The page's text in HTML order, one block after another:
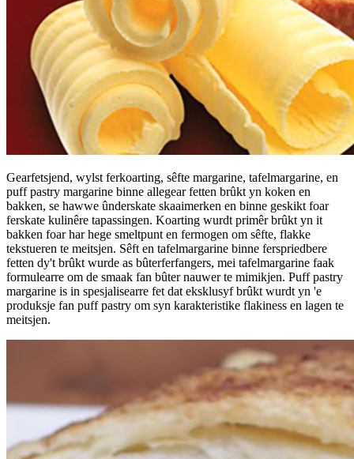
Gearfetsjend, wylst ferkoarting, sêfte margarine, tafelmargarine, en
puff pastry margarine binne allegear fetten brûkt yn koken en
bakken, se hawwe ûnderskate skaaimerken en binne geskikt foar
ferskate kulinêre tapassingen. Koarting wurdt primêr brûkt yn it
bakken foar har hege smeltpunt en fermogen om sêfte, flakke
tekstueren te meitsjen. Sêft en tafelmargarine binne ferspriedbere
fetten dy't brûkt wurde as bûterferfangers, mei tafelmargarine faak
formulearre om de smaak fan bûter nauwer te mimikjen. Puff pastry
margarine is in spesjalisearre fet dat eksklusyf brûkt wurdt yn 'e
produksje fan puff pastry om syn karakteristike flakiness en lagen te
meitsjen.